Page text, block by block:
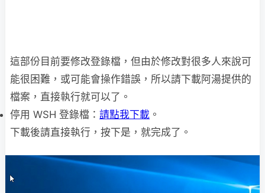
這部份目前要修改登錄檔，但由於修改對很多人來說可
能很困難，或可能會操作錯誤，所以請下載阿湯提供的
檔案，直接執行就可以了。
停用 WSH 登錄檔： 請點我下載 。
下載後請直接執行，按下是，就完成了。